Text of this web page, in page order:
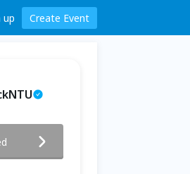
up Create Event
- 22:00